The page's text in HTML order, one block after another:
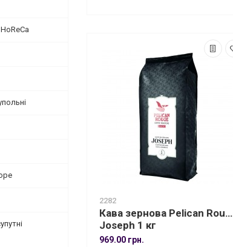
2282
Кава зернова Pelican Rouge
Joseph 1 кг
969.00 грн.